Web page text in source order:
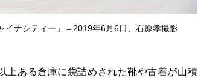
イナシティー」＝2019年6月6日、石原孝撮影
上ある倉庫に袋詰めされた靴や古着が山積